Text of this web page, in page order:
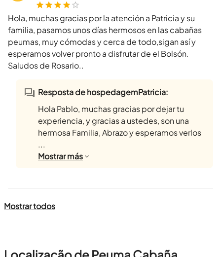
Hola, muchas gracias por la atención a Patricia y su
familia, pasamos unos días hermosos en las cabañas
peumas, muy cómodas y cerca de todo,sigan así y
esperamos volver pronto a disfrutar de el Bolsón.
Saludos de Rosario..
Resposta de hospedagemPatricia:
Hola Pablo, muchas gracias por dejar tu
experiencia, y gracias a ustedes, son una
hermosa Familia, Abrazo y esperamos verlos
...
Mostrarmás
Mostrar todos